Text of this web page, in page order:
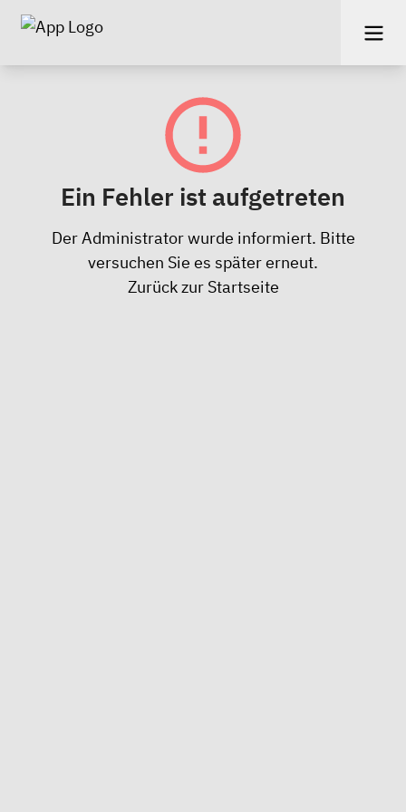
Ein Fehler ist aufgetreten
Der Administrator wurde informiert. Bitte
versuchen Sie es später erneut.
Zurück zur Startseite